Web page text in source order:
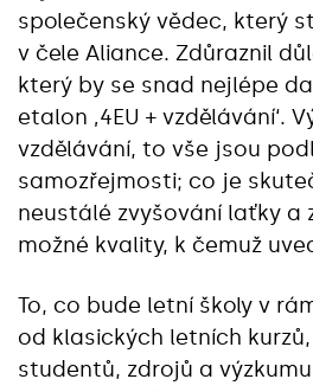
společenský vědec, který
v čele Aliance. Zdůraznil
který by se snad nejlépe
etalon ‚4EU + vzdělávání‘.
vzdělávání, to vše jsou
samozřejmosti; co je
neustálé zvyšování laťky a
možné kvality, k čemuž
To, co bude letní školy v
od klasických letních
studentů, zdrojů a